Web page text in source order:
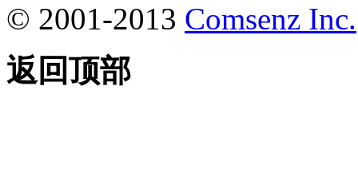
© 2001-2013 Comsenz Inc.
返回顶部